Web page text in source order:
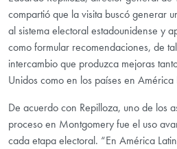
compartió que la visita buscó generar
al sistema electoral estadounidense y
como formular recomendaciones, de
intercambio que produzca mejoras
Unidos como en los países en América
De acuerdo con Repilloza, uno de los
proceso en Montgomery fue el uso
cada etapa electoral. “En América